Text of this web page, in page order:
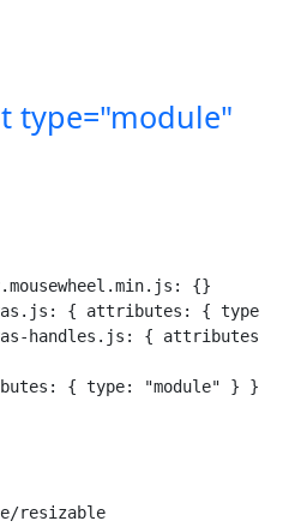
type="module"
{}
{ attributes: { type:
handles.js: { attributes:
{ type: "module" } }
resizable